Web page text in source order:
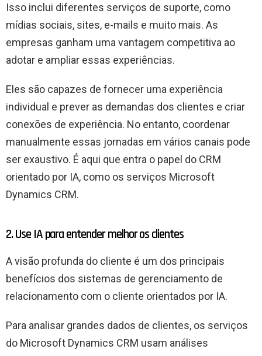
Isso inclui diferentes serviços de suporte, como
mídias sociais, sites, e-mails e muito mais. As
empresas ganham uma vantagem competitiva ao
adotar e ampliar essas experiências.
Eles são capazes de fornecer uma experiência
individual e prever as demandas dos clientes e criar
conexões de experiência. No entanto, coordenar
manualmente essas jornadas em vários canais pode
ser exaustivo. É aqui que entra o papel do CRM
orientado por IA, como os serviços Microsoft
Dynamics CRM.
2. Use IA para entender melhor os clientes
A visão profunda do cliente é um dos principais
benefícios dos sistemas de gerenciamento de
relacionamento com o cliente orientados por IA.
Para analisar grandes dados de clientes, os serviços
do Microsoft Dynamics CRM usam análises